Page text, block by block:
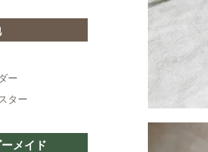
ー
ター
メイド